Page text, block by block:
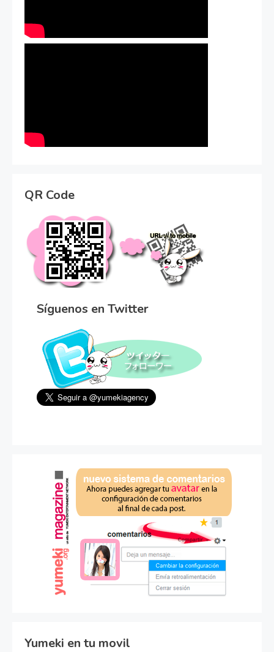
QR Code
Síguenos en Twitter
Yumeki en tu movil